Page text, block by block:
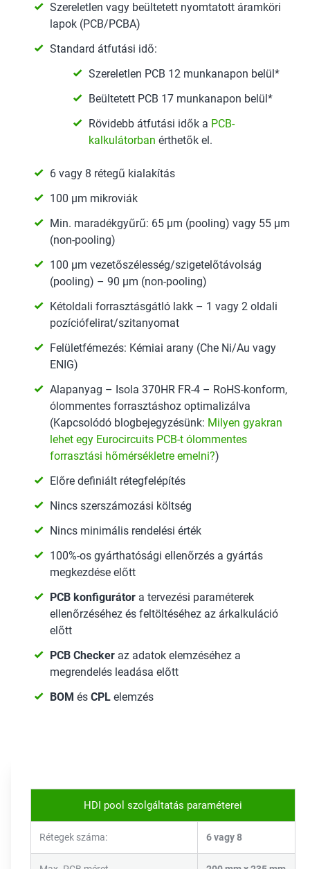
Szereletlen vagy beültetett nyomtatott áramköri
lapok (PCB/PCBA)
Standard átfutási idő:
Szereletlen PCB 12 munkanapon belül*
Beültetett PCB 17 munkanapon belül*
Rövidebb átfutási idők a PCB-
kalkulátorban érthetők el.
6 vagy 8 rétegű kialakítás
100 µm mikroviák
Min. maradékgyűrű: 65 µm (pooling) vagy 55 µm
(non-pooling)
100 µm vezetőszélesség/szigetelőtávolság
(pooling) – 90 µm (non-pooling)
Kétoldali forrasztásgátló lakk – 1 vagy 2 oldali
pozíciófelirat/szitanyomat
Felületfémezés: Kémiai arany (Che Ni/Au vagy
ENIG)
Alapanyag – Isola 370HR FR-4 – RoHS-konform,
ólommentes forrasztáshoz optimalizálva
(Kapcsolódó blogbejegyzésünk: Milyen gyakran
lehet egy Eurocircuits PCB-t ólommentes
forrasztási hőmérsékletre emelni?)
Előre definiált rétegfelépítés
Nincs szerszámozási költség
Nincs minimális rendelési érték
100%-os gyárthatósági ellenőrzés a gyártás
megkezdése előtt
PCB konfigurátor a tervezési paraméterek
ellenőrzéséhez és feltöltéséhez az árkalkuláció
előtt
PCB Checker az adatok elemzéséhez a
megrendelés leadása előtt
BOM és CPL elemzés
HDI pool szolgáltatás paraméterei
Rétegek száma: 6 vagy 8